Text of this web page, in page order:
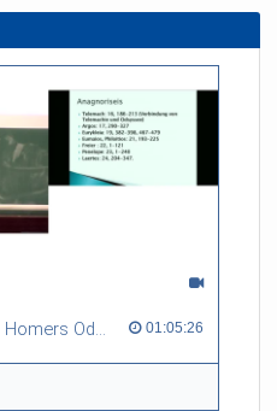
„Ein vielgereister Mann“ – Homers Odysseus 01:05:26